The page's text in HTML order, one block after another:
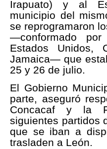
Irapuato) y al
municipio del
se reprogramaron
—conformado
Estados Unidos,
Jamaica— que
25 y 26 de julio.
El Gobierno
parte, aseguró
Concacaf y la
siguientes partidos
que se iban a
trasladen a León.